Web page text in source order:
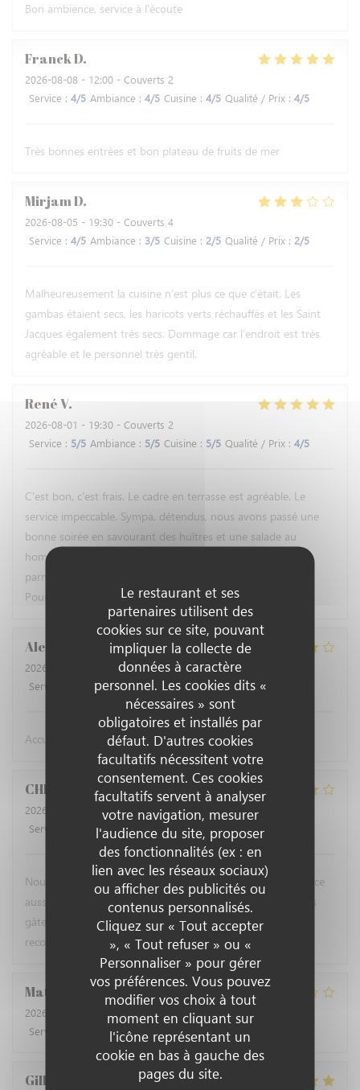
Le restaurant et ses
partenaires utilisent des
cookies sur ce site, pouvant
impliquer la collecte de
données à caractère
personnel. Les cookies dits «
nécessaires » sont
obligatoires et installés par
défaut. D'autres cookies
facultatifs nécessitent votre
consentement. Ces cookies
facultatifs servent à analyser
votre navigation, mesurer
l'audience du site, proposer
des fonctionnalités (ex : en
lien avec les réseaux sociaux)
ou afficher des publicités ou
contenus personnalisés.
Cliquez sur « Tout accepter
», « Tout refuser » ou «
Personnaliser » pour gérer
vos préférences. Vous pouvez
modifier vos choix à tout
moment en cliquant sur
l'icône représentant un
cookie en bas à gauche des
pages du site.
Bon ambience, service à l'écoute
FranckD
2026-08-08 - 12:00 - Couverts 2
Service : 4/5 Ambiance : 4/5 Cuisine : 4/5 Qualité / Prix : 4/5
Très bonnes entrées et bon plateau de fruits de mer
MirjamD
2026-08-05 - 19:30 - Couverts 4
Service : 4/5 Ambiance : 3/5 Cuisine : 2/5 Qualité / Prix : 2/5
Malheureusement la cuisine n’est plus ce que c’était. Les
gambas étaient secs, les haricots verts réchauffés et les Saint
Jacques également très secs. Dommage car l’endroit est très
agréable et le personnel très gentil.
RenéV
2026-08-01 - 19:30 - Couverts 2
Service : 5/5 Ambiance : 5/5 Cuisine : 5/5 Qualité / Prix : 4/5
C'est bon, c'est frais. Le cadre en terrasse est agréable. Le
service impeccable. Sympa, détendus, nous avons passé une
bonne soirée en savourant des huîtres et une salade au
homard, pamplemousse, noisettes, tomates cerises et
parmesan émincé. Un délice ! Le tout arrosé d'un verre de
Pouilly fumé. Elle est pas belle la vie ?
Alexandre
2026-07-27
- 19:45 - Couverts 2
Service
Ambiance: 5/5 Cuisine: 4/5 Qualité / Prix
Accueil sympathique, Rapport qualité prix très bien
CHRISTINE N
2026-07-24
- 12:45 - Couverts 4
Service
Ambiance: 4/5 Cuisine: 5/5 Qualité / Prix
Nous avons apprécié les plats comme d'habitude et le service
aussi. Avec les apéritifs ce serait un plus s'il y avait quelques
gâteaux apéro ou des olives en attendant les plats. Nous
recommandons ce restaurant !
Matthieu G
2026-07-22
- 12:30 - Couverts 4
Service
Ambiance Cuisine : 3 Qualité / Prix
Gilbert